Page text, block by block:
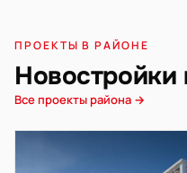
ПРОЕКТЫ В РАЙОНЕ
Новостройки
Все проекты района →